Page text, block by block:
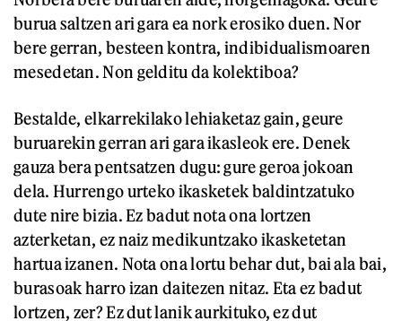
burua saltzen ari gara ea nork erosiko duen. Nor
bere gerran, besteen kontra, indibidualismoaren
mesedetan. Non gelditu da kolektiboa?
Bestalde, elkarrekilako lehiaketaz gain, geure
buruarekin gerran ari gara ikasleok ere. Denek
gauza bera pentsatzen dugu: gure geroa jokoan
dela. Hurrengo urteko ikasketek baldintzatuko
dute nire bizia. Ez badut nota ona lortzen
azterketan, ez naiz medikuntzako ikasketetan
hartua izanen. Nota ona lortu behar dut, bai ala bai,
burasoak harro izan daitezen nitaz. Eta ez badut
lortzen, zer? Ez dut lanik aurkituko, ez dut